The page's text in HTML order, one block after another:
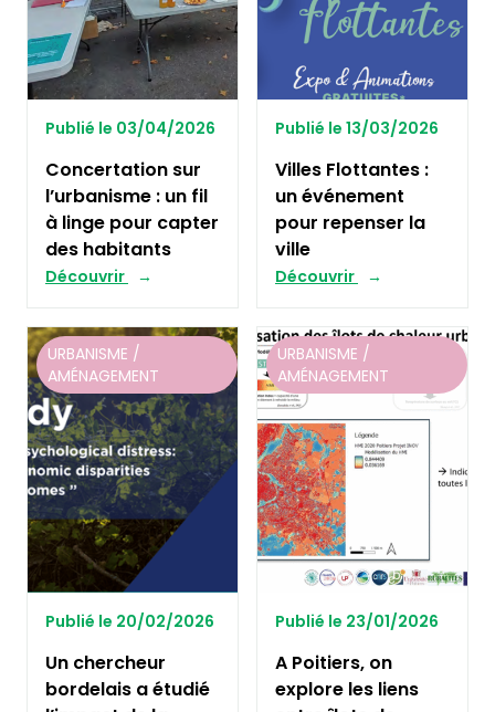
Publié le 03/04/2026
Concertation sur
l’urbanisme : un fil
à linge pour capter
des habitants
Découvrir
Publié le 13/03/2026
Villes Flottantes :
un événement
pour repenser la
ville
Découvrir
URBANISME /
AMÉNAGEMENT
Publié le 20/02/2026
Un chercheur
bordelais a étudié
URBANISME /
AMÉNAGEMENT
Publié le 23/01/2026
A Poitiers, on
explore les liens